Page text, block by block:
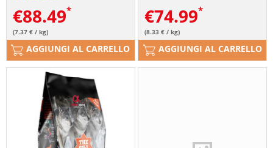
€88.49
(7.37 € / kg)
AGGIUNGI AL CARRELLO
€74.99
(8.33 € / kg)
AGGIUNGI AL CARRELLO